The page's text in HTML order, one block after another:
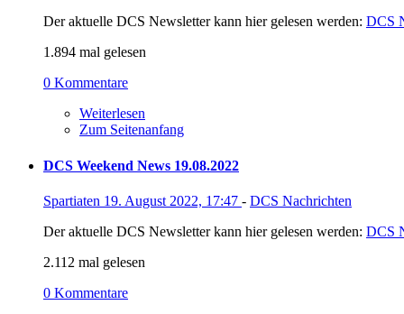
Der aktuelle DCS Newsletter kann hier gelesen werden: DCS
1.894 mal gelesen
0 Kommentare
Weiterlesen
Zum Seitenanfang
DCS Weekend News 19.08.2022
Spartiaten 19. August 2022, 17:47 - DCS Nachrichten
Der aktuelle DCS Newsletter kann hier gelesen werden: DCS
2.112 mal gelesen
0 Kommentare